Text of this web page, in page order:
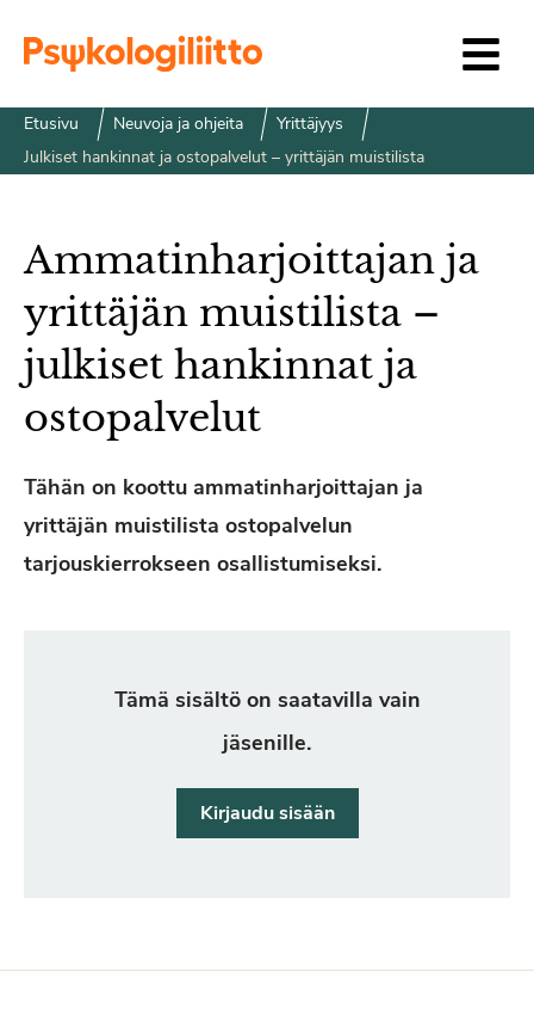
Etusivu Neuvoja ja ohjeita
Yrittäjyys
Julkiset hankinnat ja ostopalvelut – yrittäjän muistilista
Ammatinharjoittajan ja
yrittäjän muistilista –
julkiset hankinnat ja
ostopalvelut
Tähän on koottu ammatinharjoittajan ja
yrittäjän muistilista ostopalvelun
tarjouskierrokseen osallistumiseksi.
Tämä sisältö on saatavilla vain
jäsenille.
Kirjaudu sisään